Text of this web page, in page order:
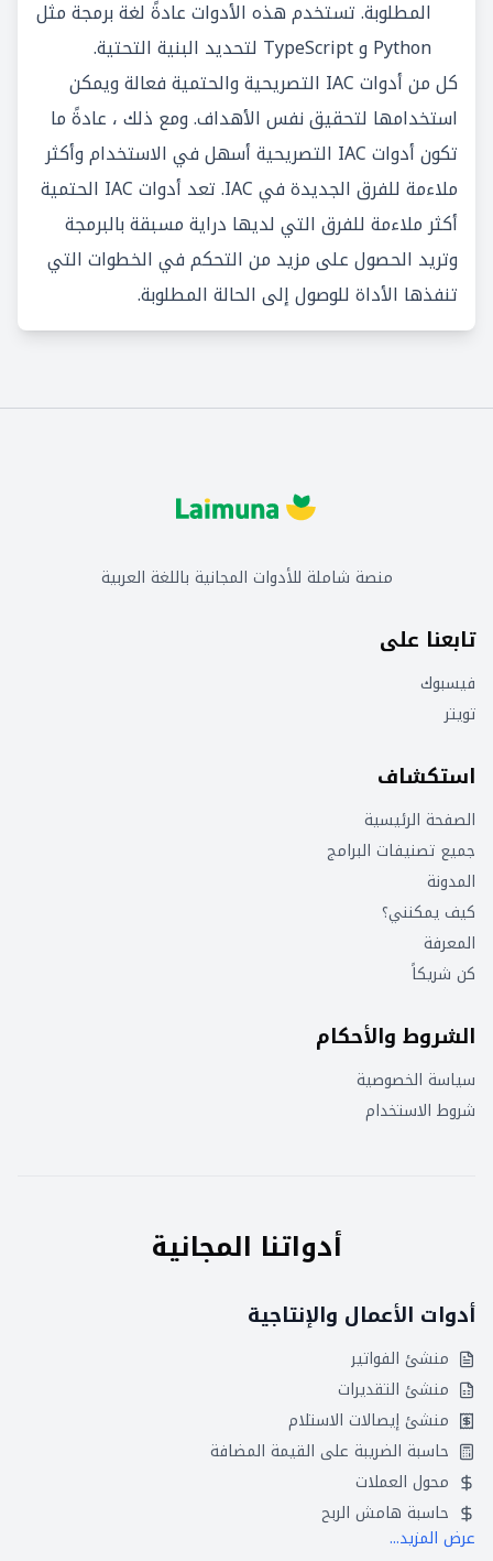
المطلوبة. تستخدم هذه الأدوات عادةً لغة برمجة مثل
Python و TypeScript لتحديد البنية التحتية.
كل من أدوات IAC التصريحية والحتمية فعالة ويمكن
استخدامها لتحقيق نفس الأهداف. ومع ذلك ، عادةً ما
تكون أدوات IAC التصريحية أسهل في الاستخدام وأكثر
ملاءمة للفرق الجديدة في IAC. تعد أدوات IAC الحتمية
أكثر ملاءمة للفرق التي لديها دراية مسبقة بالبرمجة
وتريد الحصول على مزيد من التحكم في الخطوات التي
تنفذها الأداة للوصول إلى الحالة المطلوبة.
منصة شاملة للأدوات المجانية باللغة العربية
تابعنا على
فيسبوك
تويتر
استكشاف
الصفحة الرئيسية
جميع تصنيفات البرامج
المدونة
كيف يمكنني؟
المعرفة
كن شريكاً
الشروط والأحكام
سياسة الخصوصية
شروط الاستخدام
أدواتنا المجانية
أدوات الأعمال والإنتاجية
منشئ الفواتير
منشئ التقديرات
منشئ إيصالات الاستلام
حاسبة الضريبة على القيمة المضافة
محول العملات
حاسبة هامش الربح
عرض المزيد...